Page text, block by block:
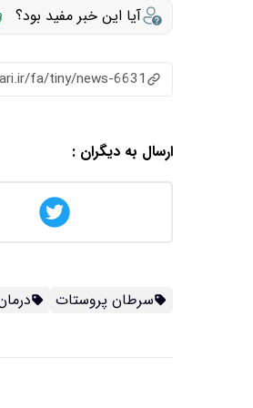
آیا این خبر مفید بود؟
fa/tiny/news-6631
ارسال به دیگران :
سرطان پروستات